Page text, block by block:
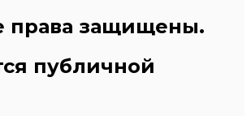
права защищены.
публичной